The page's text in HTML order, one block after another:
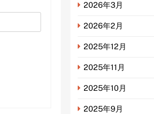
2026年3月
2026年2月
2025年12月
2025年11月
2025年10月
2025年9月